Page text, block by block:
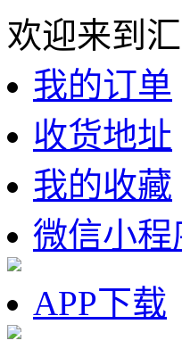
欢迎来到
我的订单
收货地址
我的收藏
微信小程
APP下载